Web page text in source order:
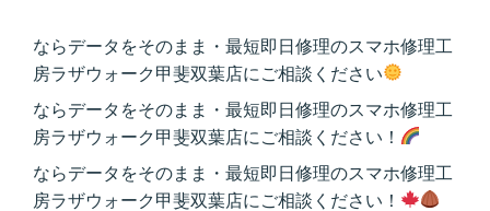
ならデータをそのまま・最短即日修理のスマホ修理工
房ラザウォーク甲斐双葉店にご相談ください
ならデータをそのまま・最短即日修理のスマホ修理工
房ラザウォーク甲斐双葉店にご相談ください！
ならデータをそのまま・最短即日修理のスマホ修理工
房ラザウォーク甲斐双葉店にご相談ください！